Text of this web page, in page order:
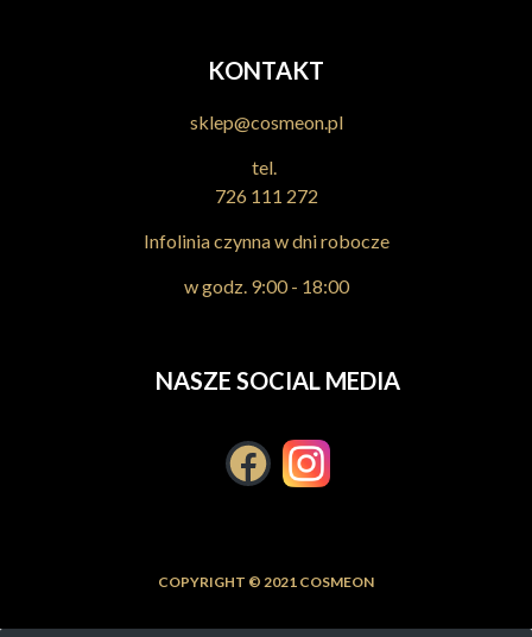
19,99 zł
Do koszyka
KONTAKT
sklep@cosmeon.pl
tel.
726 111 272
Infolinia czynna w dni robocze
w godz. 9:00 - 18:00
NASZE SOCIAL MEDIA
COPYRIGHT © 2021 COSMEON